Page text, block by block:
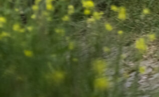
Новости
Для участников
Партнерам